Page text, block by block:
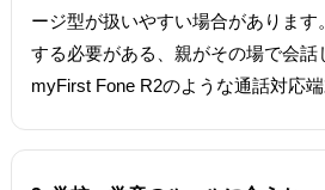
ージ型が扱いやすい場合があります
する必要がある、親がその場で会話
myFirst Fone R2のような通話対応